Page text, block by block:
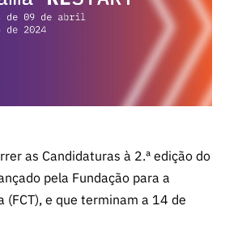
Apoios
Outros
Apoios
para fins
Subscrever
Direct Mail
Concursos
FCT
Subscrever
Direct Mail
de
Acreditaç
Certificaç
ão e
Benefícios
Fiscais
ento,
Aquisição
de
as Candidaturas à 2.ª edição do
pela Fundação para a
(FCT), e que terminam a 14 de